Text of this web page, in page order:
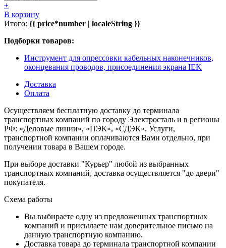
+
В корзину
Итого: {{ price*number | localeString }}
Подборки товаров:
Инструмент для опрессовки кабельных наконечников,
оконцевания проводов, присоединения экрана IEK
Доставка
Оплата
Осуществляем бесплатную доставку до терминала
транспортных компаний по городу Электросталь и в регионы
РФ: «Деловые линии», «ПЭК», «СДЭК». Услуги,
транспортной компании оплачиваются Вами отдельно, при
получении товара в Вашем городе.
При выборе доставки "Курьер" любой из выбранных
транспортных компаний, доставка осуществляется "до двери"
покупателя.
Схема работы
Вы выбираете одну из предложенных транспортных
компаний и присылаете нам доверительное письмо на
данную транспортную компанию.
Доставка товара до терминала транспортной компании